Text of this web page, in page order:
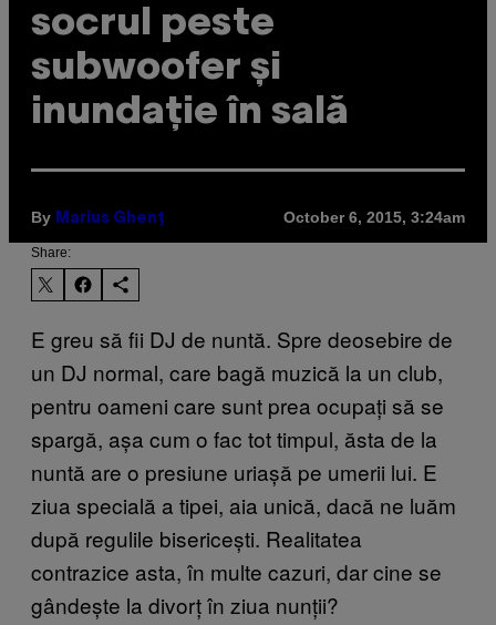
socrul peste
subwoofer și
inundație în sală
By Marius Ghenț October 6, 2015, 3:24am
Share:
E greu să fii DJ de nuntă. Spre deosebire de
un DJ normal, care bagă muzică la un club,
pentru oameni care sunt prea ocupați să se
spargă, așa cum o fac tot timpul, ăsta de la
nuntă are o presiune uriașă pe umerii lui. E
ziua specială a tipei, aia unică, dacă ne luăm
după regulile bisericești. Realitatea
contrazice asta, în multe cazuri, dar cine se
gândește la divorț în ziua nunții?